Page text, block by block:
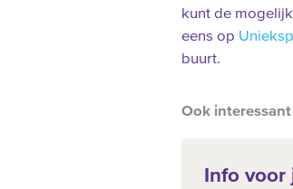
kunt de
eens op
buurt.
Ook interessant
Info voor